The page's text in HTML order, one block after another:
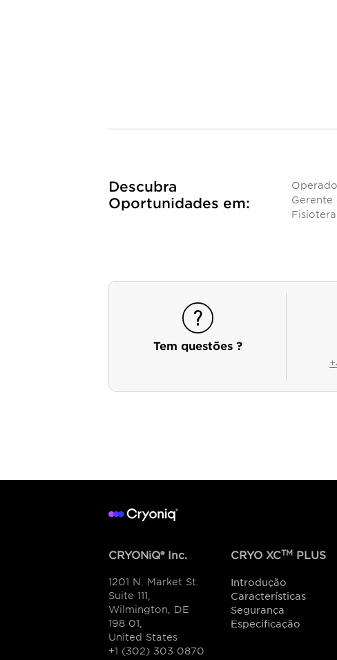
Descubra
Oportunidades em:
Gerente
Tem questões ?
CRYONiQ® Inc.
1201 N. Market St.
Suite 111,
Wilmington, DE
198 01,
United States
+1 (302) 303 0870
CRYO XCTMPLUS
Introdução
Características
Segurança
Especificação